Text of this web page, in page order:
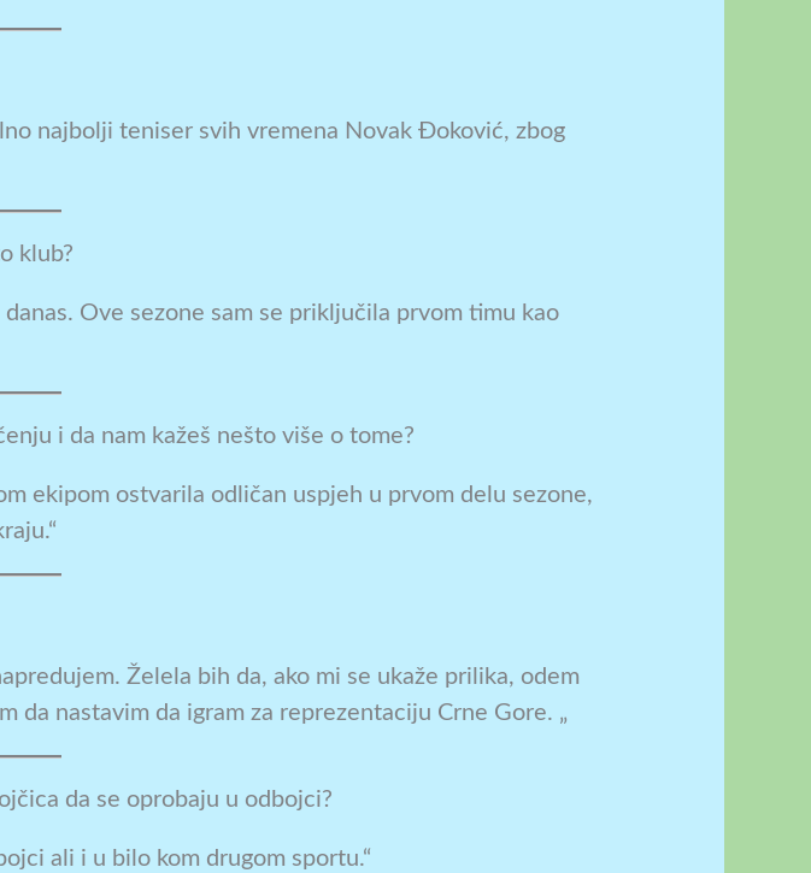
najbolji teniser svih vremena Novak Đoković, zbog
klub?
Ove sezone sam se priključila prvom timu kao
i da nam kažeš nešto više o tome?
ekipom ostvarila odličan uspjeh u prvom delu sezone,
Želela bih da, ako mi se ukaže prilika, odem
da nastavim da igram za reprezentaciju Crne Gore. „
da se oprobaju u odbojci?
ali i u bilo kom drugom sportu.“